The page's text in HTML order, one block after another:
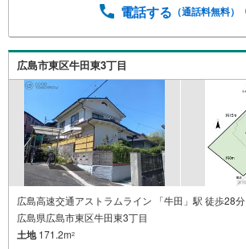
電話する （通話料無料）
広島市東区牛田東3丁目
広島高速交通アストラムライン 「牛田」駅 徒歩28分
広島県広島市東区牛田東3丁目
土地171.2m2